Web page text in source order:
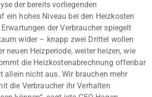
der bereits vorliegenden
ein hohes Niveau bei den Heizkosten
der Verbraucher spiegelt
wider – knapp zwei Drittel wollen
neuen Heizperiode, weiter heizen, wie
die Heizkostenabrechnung offenbar
allein nicht aus. Wir brauchen mehr
die Verbraucher ihr Verhalten